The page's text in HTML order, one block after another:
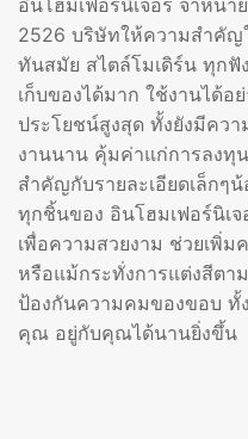
อินโฮมเฟอร์นิเจอร์ จำหน่า
2526 บริษัทให้ความสำคัญ
ทันสมัย สไตล์โมเดิร์น ทุกฟั
เก็บของได้มาก ใช้งานได้อ
ประโยชน์สูงสุด ทั้งยังมีคว
งานนาน คุ้มค่าแก่การลงทุ
สำคัญกับรายละเอียดเล็กๆ
ทุกชิ้นของ อินโฮมเฟอร์นิเ
เพื่อความสวยงาม ช่วยเพิ่ม
หรือแม้กระทั่งการแต่งสีตา
ป้องกันความคมของขอบ ทั้
คุณ อยู่กับคุณได้นานยิ่งขึ้น